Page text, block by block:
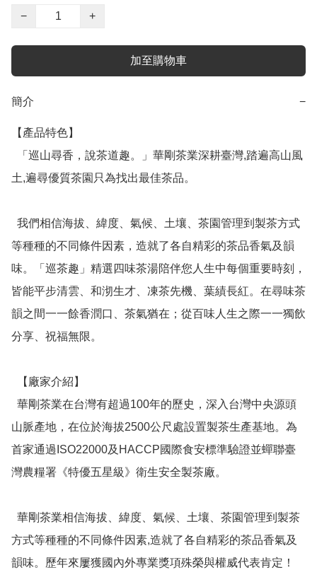
−
+
加至購物車
簡介 −
【產品特色】
土,遍尋優質茶園只為找出最佳茶品。
等種種的不同條件因素，造就了各自精彩的茶品香氣及韻
味。「巡茶趣」精選四味茶湯陪伴您人生中每個重要時刻，
皆能平步清雲、和沏生才、凍茶先機、葉績長紅。在尋味茶
韻之間一一餘香潤口、茶氣猶在；從百味人生之際一一獨飲
分享、祝福無限。
山脈產地，在位於海拔2500公尺處設置製茶生產基地。為
首家通過ISO22000及HACCP國際食安標準驗證並蟬聯臺
灣農糧署《特優五星級》衛生安全製茶廠。
方式等種種的不同條件因素,造就了各自精彩的茶品香氣及
韻味。歷年來屢獲國內外專業獎項殊榮與權威代表肯定！